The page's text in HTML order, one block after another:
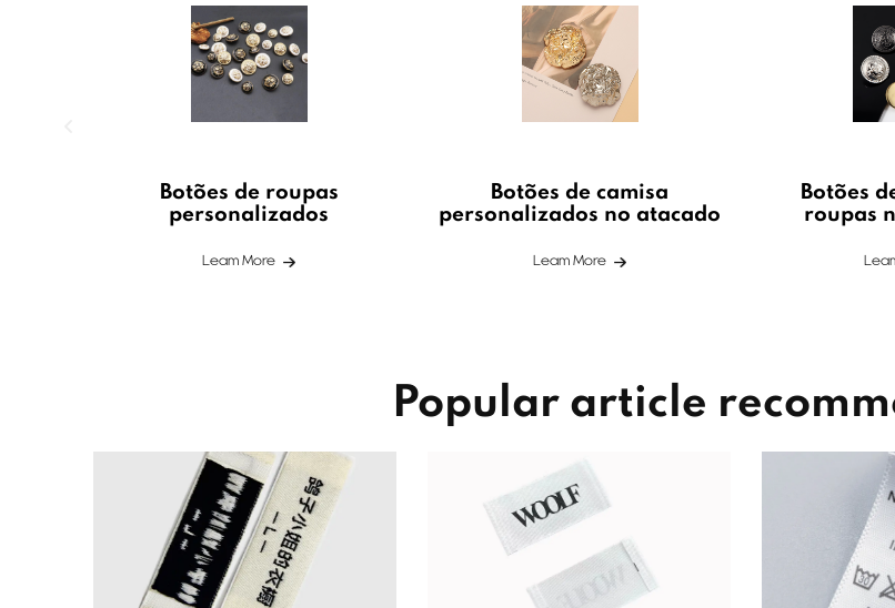
Botões de roupas
personalizados
Leam More
Botões de camisa
personalizados no atacado
Leam More
Botões
roupas
Popular article